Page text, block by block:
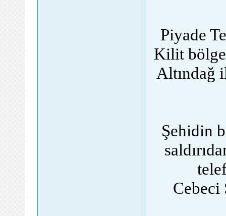
Piyade
Kilit
Altındağ
Şehidin
Cebeci